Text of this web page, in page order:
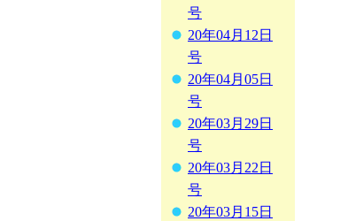
号
20年04月12日
号
20年04月05日
号
20年03月29日
号
20年03月22日
号
20年03月15日